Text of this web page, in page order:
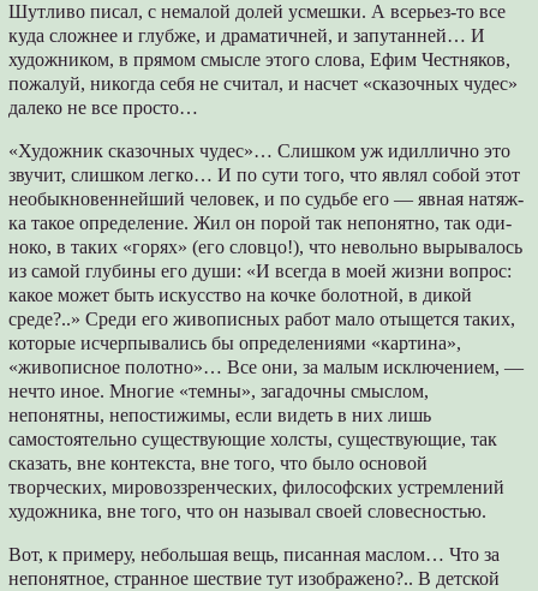
Шутливо писал, с немалой долей усмешки. А всерьез-то все
куда сложнее и глубже, и драматичней, и запутанней… И
художником, в прямом смысле этого слова, Ефим Честня­ков,
пожалуй, никогда себя не считал, и насчет «сказочных чудес»
далеко не все просто…
«Художник сказочных чудес»… Слишком уж идиллично это
звучит, слишком легко… И по сути того, что являл собой этот
необыкновеннейший человек, и по судьбе его — явная натяж­
ка такое определение. Жил он порой так непонятно, так оди­
ноко, в таких «горях» (его словцо!), что невольно вырывалось
из самой глубины его души: «И всегда в моей жизни вопрос:
ка­кое может быть искусство на кочке болотной, в дикой
среде?..» Среди его живописных работ мало отыщется таких,
которые исчерпывались бы определениями «картина»,
«живописное по­лотно»… Все они, за малым исключением, —
нечто иное. Мно­гие «темны», загадочны смыслом,
непонятны, непостижимы, если видеть в них лишь
самостоятельно существующие хол­сты, существующие, так
сказать, вне контекста, вне того, что было основой
творческих, мировоззренческих, философских устремлений
художника, вне того, что он называл своей сло­весностью.
Вот, к примеру, небольшая вещь, писанная маслом… Что за
непонятное, странное шествие тут изображено?.. В детской